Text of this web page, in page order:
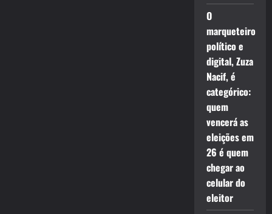
O
marqueteiro
político e
digital, Zuza
Nacif, é
categórico:
quem
vencerá as
eleições em
26 é quem
chegar ao
celular do
eleitor